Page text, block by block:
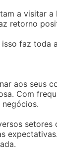
a visitar
retorno
faz toda
aos seus
Com